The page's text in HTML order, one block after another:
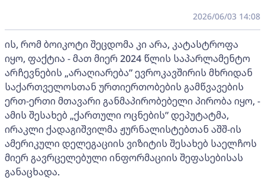
2026/06/03 14:08
ის, რომ ბოიკოტი შეცდომა კი არა, კატასტროფა
იყო, ფაქტია - მათ მიერ 2024 წლის საპარლამენტო
არჩევნების „არაღიარება” ევროკავშირის მხრიდან
საქართველოსთან ურთიერთობების გამწვავების
ერთ-ერთი მთავარი განმაპირობებელი პირობა იყო, -
ამის შესახებ „ქართული ოცნების” დეპუტატმა,
ირაკლი ქადაგიშვილმა ჟურნალისტებთან აშშ-ის
ამერიკული დელეგაციის ვიზიტის შესახებ საელჩოს
მიერ გავრცელებული ინფორმაციის შეფასებისას
განაცხადა.